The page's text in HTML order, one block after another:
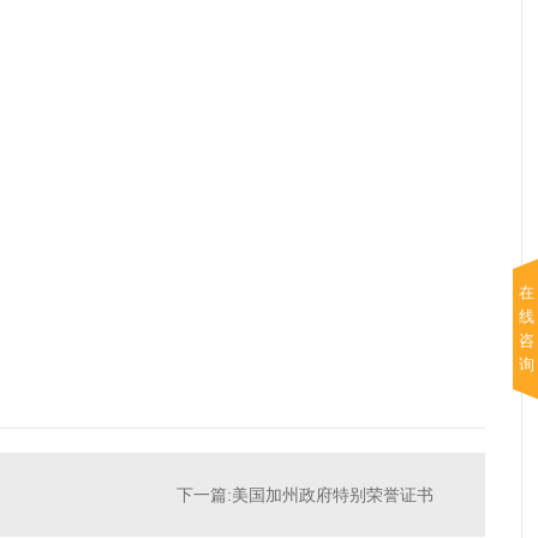
下一篇:美国加州政府特别荣誉证书
在
线
咨
询